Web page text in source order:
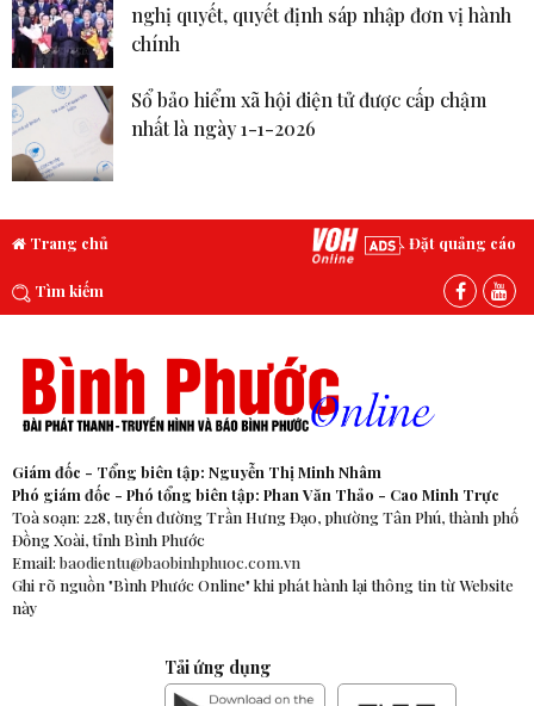
nghị quyết, quyết định sáp nhập đơn vị hành
chính
Sổ bảo hiểm xã hội điện tử được cấp chậm
nhất là ngày 1-1-2026
Trang chủ Đặt quảng cáo
Tìm kiếm
Giám đốc - Tổng biên tập: Nguyễn Thị Minh Nhâm
Phó giám đốc - Phó tổng biên tập: Phan Văn Thảo - Cao Minh Trực
Toà soạn: 228, tuyến đường Trần Hưng Đạo, phường Tân Phú, thành phố
Đồng Xoài, tỉnh Bình Phước
Email: baodientu@baobinhphuoc.com.vn
Ghi rõ nguồn "Bình Phước Online" khi phát hành lại thông tin từ Website
này
Tải ứng dụng